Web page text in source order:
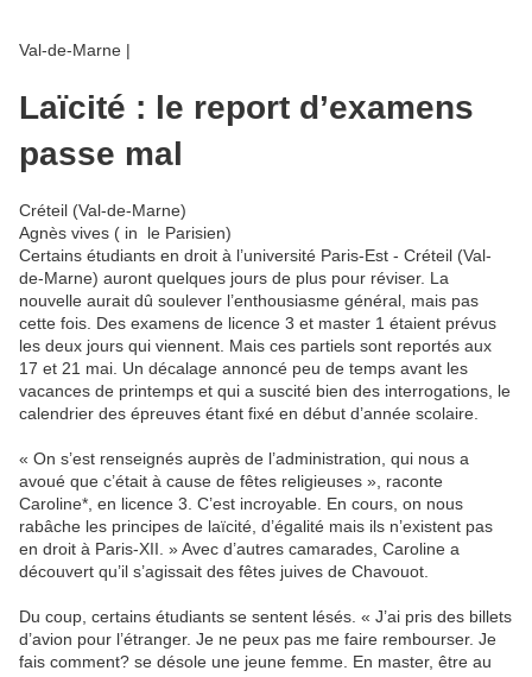
Val-de-Marne |
Laïcité : le report d’examens
passe mal
Créteil (Val-de-Marne)
Agnès vives ( in le Parisien)
Certains étudiants en droit à l’université Paris-Est - Créteil (Val-
de-Marne) auront quelques jours de plus pour réviser. La
nouvelle aurait dû soulever l’enthousiasme général, mais pas
cette fois. Des examens de licence 3 et master 1 étaient prévus
les deux jours qui viennent. Mais ces partiels sont reportés aux
17 et 21 mai. Un décalage annoncé peu de temps avant les
vacances de printemps et qui a suscité bien des interrogations, le
calendrier des épreuves étant fixé en début d’année scolaire.
« On s’est renseignés auprès de l’administration, qui nous a
avoué que c’était à cause de fêtes religieuses », raconte
Caroline*, en licence 3. C’est incroyable. En cours, on nous
rabâche les principes de laïcité, d’égalité mais ils n’existent pas
en droit à Paris-XII. » Avec d’autres camarades, Caroline a
découvert qu’il s’agissait des fêtes juives de Chavouot.
Du coup, certains étudiants se sentent lésés. « J’ai pris des billets
d’avion pour l’étranger. Je ne peux pas me faire rembourser. Je
fais comment? se désole une jeune femme. En master, être au